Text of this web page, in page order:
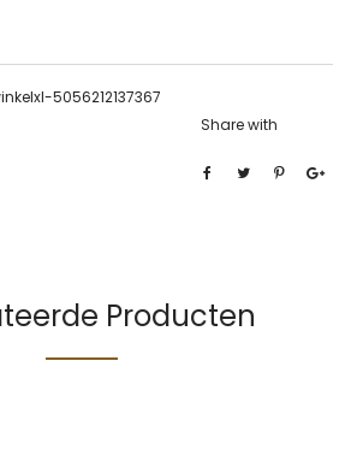
5056212137367
Share with
Producten